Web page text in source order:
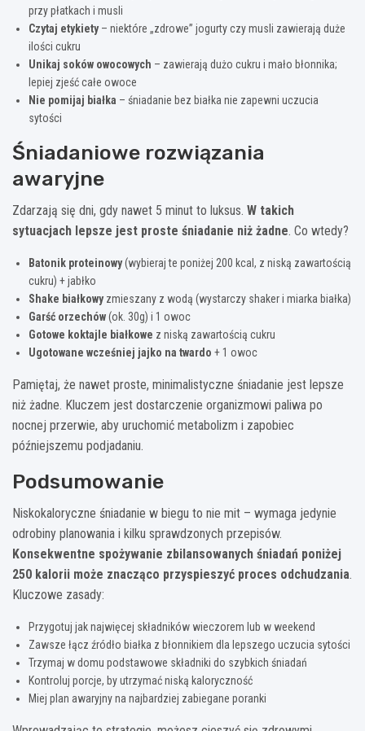
przy płatkach i musli
Czytaj etykiety– niektóre „zdrowe” jogurty czy musli zawierają duże
ilości cukru
Unikaj soków owocowych – zawierają dużo cukru i mało błonnika;
lepiej zjeść całe owoce
Nie pomijaj białka – śniadanie bez białka nie zapewni uczucia
sytości
Śniadaniowe rozwiązania
awaryjne
Zdarzają się dni, gdy nawet 5 minut to luksus. W takich
sytuacjach lepsze jest proste śniadanie niż żadne. Co wtedy?
Batonik proteinowy(wybieraj te poniżej 200 kcal, z niską zawartością
cukru) + jabłko
Shake białkowyzmieszany z wodą (wystarczy shaker i miarka białka)
Garść orzechów(ok. 30g) i 1 owoc
Gotowe koktajle białkowe z niską zawartością cukru
Ugotowane wcześniej jajko na twardo + 1 owoc
Pamiętaj, że nawet proste, minimalistyczne śniadanie jest lepsze
niż żadne. Kluczem jest dostarczenie organizmowi paliwa po
nocnej przerwie, aby uruchomić metabolizm i zapobiec
późniejszemu podjadaniu.
Podsumowanie
Niskokaloryczne śniadanie w biegu to nie mit – wymaga jedynie
odrobiny planowania i kilku sprawdzonych przepisów.
Konsekwentne spożywanie zbilansowanych śniadań poniżej
250 kalorii może znacząco przyspieszyć proces odchudzania.
Kluczowe zasady:
Przygotuj jak najwięcej składników wieczorem lub w weekend
Zawsze łącz źródło białka z błonnikiem dla lepszego uczucia sytości
Trzymaj w domu podstawowe składniki do szybkich śniadań
Kontroluj porcje, by utrzymać niską kaloryczność
Miej plan awaryjny na najbardziej zabiegane poranki